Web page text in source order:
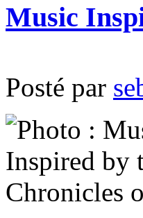
Music
Posté par